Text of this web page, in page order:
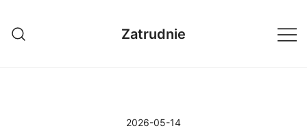
treści
Zatrudnie
2026-05-14